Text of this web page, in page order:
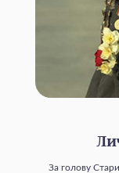
За голову